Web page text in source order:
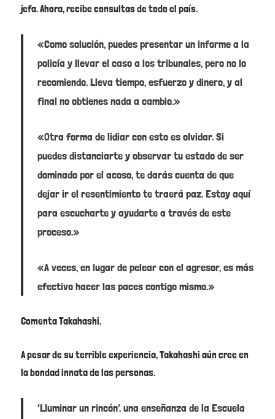
jefa. Ahora, recibe consultas de todo el país.
«Como solución, puedes presentar un informe a la
policía y llevar el caso a los tribunales, pero no lo
recomiendo. Lleva tiempo, esfuerzo y dinero, y al
final no obtienes nada a cambio.»
«Otra forma de lidiar con esto es olvidar. Si
puedes distanciarte y observar tu estado de ser
dominado por el acoso, te darás cuenta de que
dejar ir el resentimiento te traerá paz. Estoy aquí
para escucharte y ayudarte a través de este
proceso.»
«A veces, en lugar de pelear con el agresor, es más
efectivo hacer las paces contigo mismo.»
Comenta Takahashi.
A pesar de su terrible experiencia, Takahashi aún cree en
la bondad innata de las personas.
‘Lluminar un rincón’. una enseñanza de la Escuela